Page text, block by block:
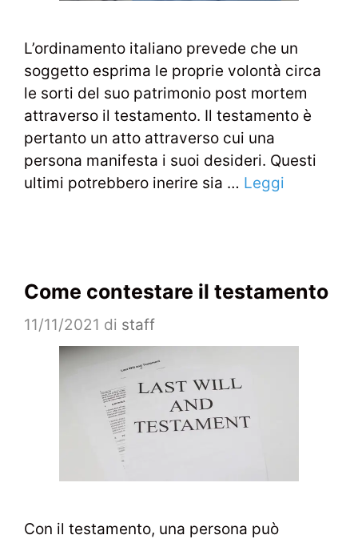
L’ordinamento italiano prevede che un
soggetto esprima le proprie volontà circa
le sorti del suo patrimonio post mortem
attraverso il testamento. Il testamento è
pertanto un atto attraverso cui una
persona manifesta i suoi desideri. Questi
ultimi potrebbero inerire sia … Leggi
Come contestare il testamento
11/11/2021 di staff
Con il testamento, una persona può